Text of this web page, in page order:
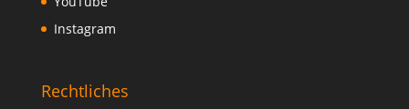
Instagram
Rechtliches